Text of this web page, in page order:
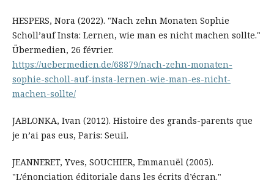
HESPERS, Nora (2022). "Nach zehn Monaten Sophie
Scholl’auf Insta: Lernen, wie man es nicht machen sollte."
Übermedien, 26 février.
https://uebermedien.de/68879/nach-zehn-monaten-
sophie-scholl-auf-insta-lernen-wie-man-es-nicht-
machen-sollte/
JABLONKA, Ivan (2012). Histoire des grands-parents que
je n’ai pas eus, Paris: Seuil.
JEANNERET, Yves, SOUCHIER, Emmanuël (2005).
"L’énonciation éditoriale dans les écrits d’écran."